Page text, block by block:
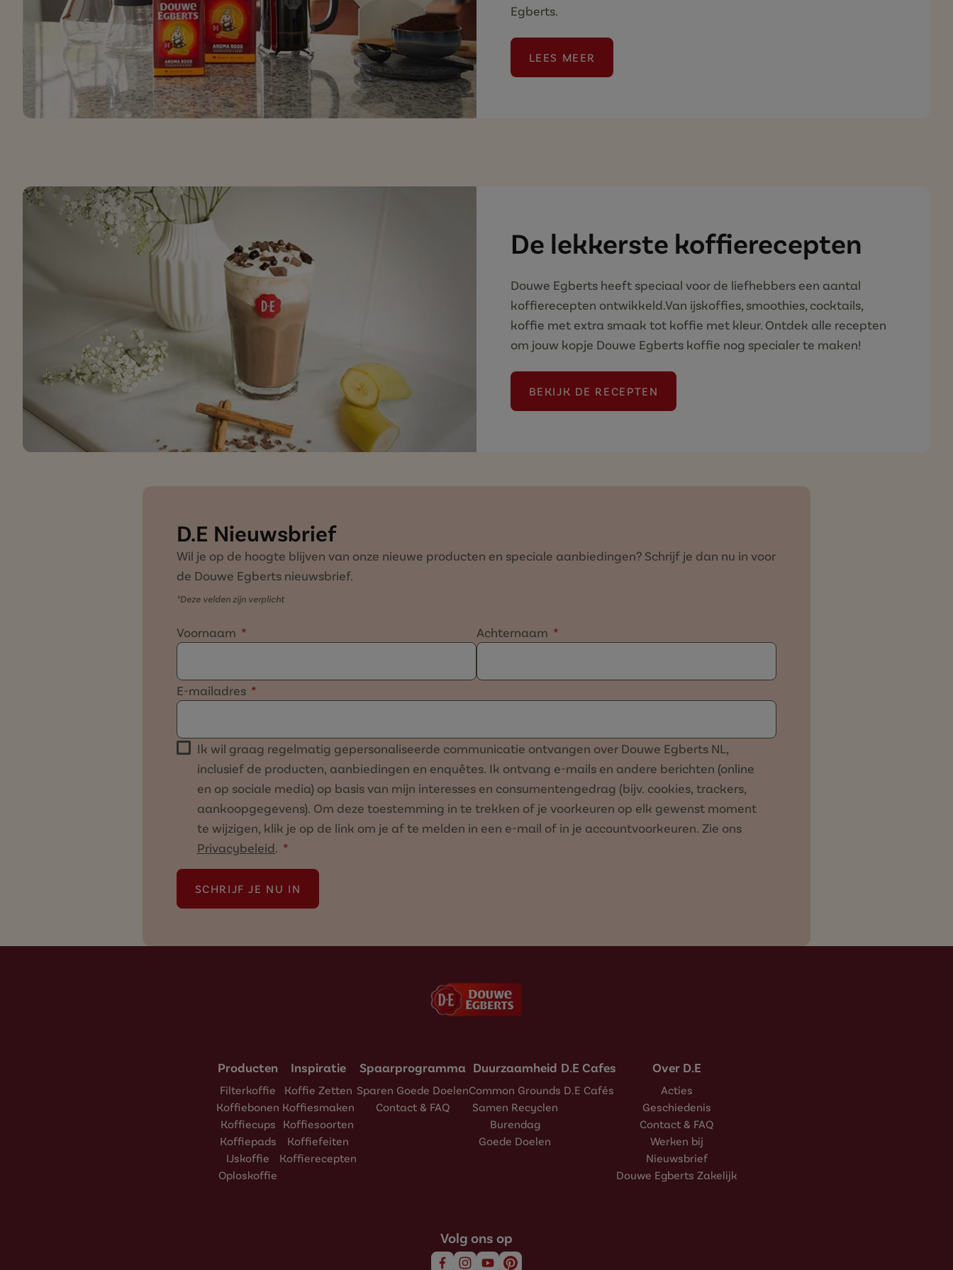
Egberts.
LEES MEER
(ALLES OVER KOFFIE)
De lekkerste koffierecepten
Douwe Egberts heeft speciaal voor de liefhebbers een aantal
koffierecepten ontwikkeld.Van ijskoffies, smoothies, cocktails,
koffie met extra smaak tot koffie met kleur. Ontdek alle recepten
om jouw kopje Douwe Egberts koffie nog specialer te maken!
BEKIJK DE RECEPTEN
(DE LEKKERSTE KOFFIERECEPTEN)
D.E Nieuwsbrief
Wil je op de hoogte blijven van onze nieuwe producten en speciale aanbiedingen? Schrijf je dan nu in voor
de Douwe Egberts nieuwsbrief.
*Deze velden zijn verplicht
Voornaam Achternaam
E-mailadres
Ik wil graag regelmatig gepersonaliseerde communicatie ontvangen over Douwe Egberts NL,
inclusief de producten, aanbiedingen en enquêtes. Ik ontvang e-mails en andere berichten (online
en op sociale media) op basis van mijn interesses en consumentengedrag (bijv. cookies, trackers,
aankoopgegevens). Om deze toestemming in te trekken of je voorkeuren op elk gewenst moment
te wijzigen, klik je op de link om je af te melden in een e-mail of in je accountvoorkeuren. Zie ons
Privacybeleid.
SCHRIJF JE NU IN
Producten
Filterkoffie
Koffiebonen
Koffiecups
Koffiepads
IJskoffie
Oploskoffie
Inspiratie
Koffie Zetten
Koffiesmaken
Koffiesoorten
Koffiefeiten
Koffierecepten
Spaarprogramma
Sparen Goede Doelen
Contact & FAQ
Duurzaamheid
Common Grounds
Samen Recyclen
Burendag
Goede Doelen
D.E Cafes
D.E Cafés
Over D.E
Acties
Geschiedenis
Contact & FAQ
Werken bij
Nieuwsbrief
Douwe Egberts Zakelijk
Volg ons op